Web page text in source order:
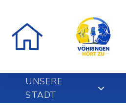
UNSERE
STADT